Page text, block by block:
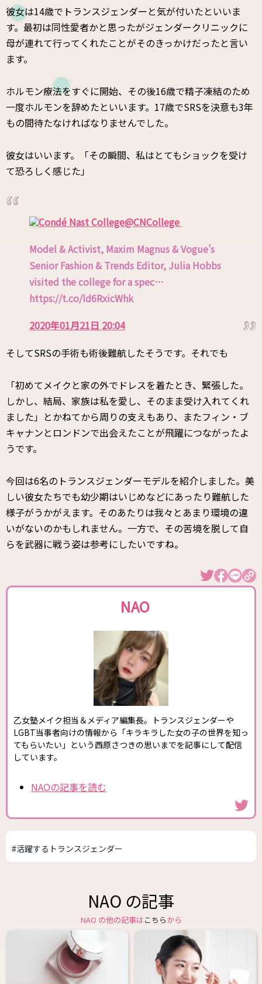
彼女は14歳でトランスジェンダーと気が付いたといいま
す。最初は同性愛者かと思ったがジェンダークリニックに
母が連れて行ってくれたことがそのきっかけだったと言い
ます。
ホルモン療法をすぐに開始、その後16歳で精子凍結のため
一度ホルモンを辞めたといいます。17歳でSRSを決意も3年
もの間待たなければなりませんでした。
彼女はいいます。「その瞬間、私はとてもショックを受け
て恐ろしく感じた」
Condé Nast College@CNCollege
Model & Activist, Maxim Magnus & Vogue’s
Senior Fashion & Trends Editor, Julia Hobbs
visited the college for a spec…
https://t.co/ld6RxicWhk
2020年01月21日 20:04
そしてSRSの手術も術後難航したそうです。それでも
「初めてメイクと家の外でドレスを着たとき、緊張した。
しかし、結局、家族は私を愛し、そのまま受け入れてくれ
ました」とかねてから周りの支えもあり、またフィン・ブ
キャナンとロンドンで出会えたことが飛躍につながったよ
うです。
今回は6名のトランスジェンダーモデルを紹介しました。美
しい彼女たちでも幼少期はいじめなどにあったり難航した
様子がうかがえます。そのあたりは我々とあまり環境の違
いがないのかもしれません。一方で、その苦境を脱して自
らを武器に戦う姿は参考にしたいですね。
NAO
乙女塾メイク担当＆メディア編集長。トランスジェンダーや
LGBT当事者向けの情報から「キラキラした女の子の世界を知っ
てもらいたい」という西原さつきの思いまでを記事にして配信
しています。
NAOの記事を読む
#活躍するトランスジェンダー
NAO の記事
NAO の他の記事はこちらから